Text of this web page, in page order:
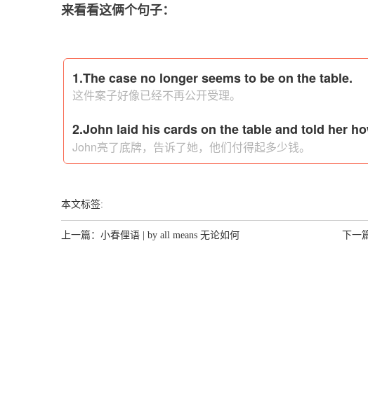
来看看这俩个句子：
1.The case no longer seems to be on the table.
这件案子好像已经不再公开受理。
2.John laid his cards on the table and told her
John亮了底牌，告诉了她，他们付得起多少钱。
本文标签:
上一篇： 小春俚语 | by all means 无论如何 下一